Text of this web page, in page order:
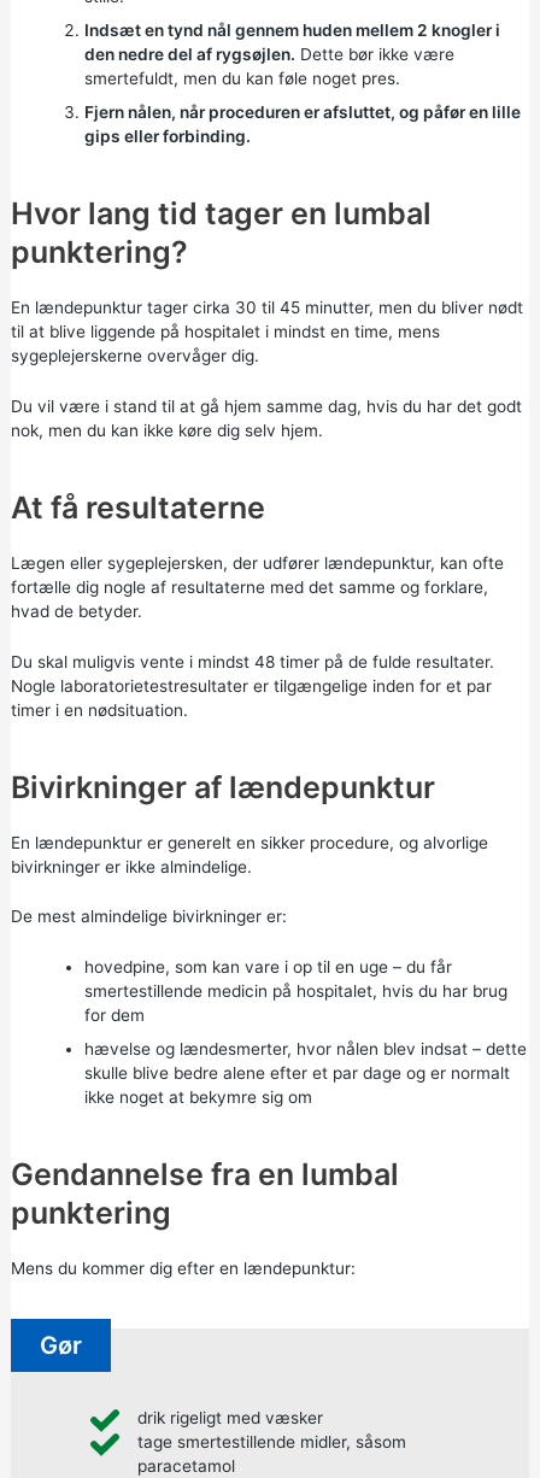
Indsæt en tynd nål gennem huden mellem 2 knogler i
den nedre del af rygsøjlen. Dette bør ikke være
smertefuldt, men du kan føle noget pres.
Fjern nålen, når proceduren er afsluttet, og påfør en lille
gips eller forbinding.
Hvor lang tid tager en lumbal
punktering?
En lændepunktur tager cirka 30 til 45 minutter, men du bliver nødt
til at blive liggende på hospitalet i mindst en time, mens
sygeplejerskerne overvåger dig.
Du vil være i stand til at gå hjem samme dag, hvis du har det godt
nok, men du kan ikke køre dig selv hjem.
At få resultaterne
Lægen eller sygeplejersken, der udfører lændepunktur, kan ofte
fortælle dig nogle af resultaterne med det samme og forklare,
hvad de betyder.
Du skal muligvis vente i mindst 48 timer på de fulde resultater.
Nogle laboratorietestresultater er tilgængelige inden for et par
timer i en nødsituation.
Bivirkninger af lændepunktur
En lændepunktur er generelt en sikker procedure, og alvorlige
bivirkninger er ikke almindelige.
De mest almindelige bivirkninger er:
hovedpine, som kan vare i op til en uge – du får
smertestillende medicin på hospitalet, hvis du har brug
for dem
hævelse og lændesmerter, hvor nålen blev indsat – dette
skulle blive bedre alene efter et par dage og er normalt
ikke noget at bekymre sig om
Gendannelse fra en lumbal
punktering
Mens du kommer dig efter en lændepunktur:
Gør
drik rigeligt med væsker
tage smertestillende midler, såsom
paracetamol